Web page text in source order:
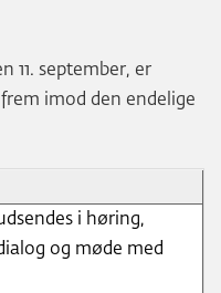
11. september, er
imod den endelige
i høring,
og møde med